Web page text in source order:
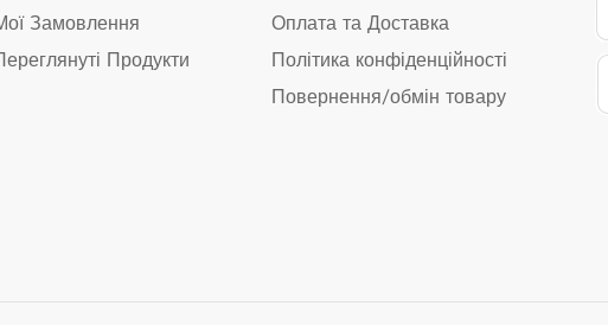
Замовлення
Продукти
Оплата та Доставка
Політика конфіденційності
Повернення/обмін товару